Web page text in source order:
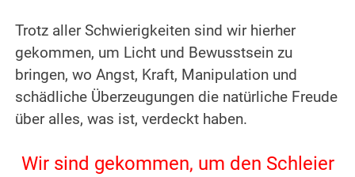
Trotz aller Schwierigkeiten sind wir hierher
gekommen, um Licht und Bewusstsein zu
bringen, wo Angst, Kraft, Manipulation und
schädliche Überzeugungen die natürliche Freude
über alles, was ist, verdeckt haben.
Wir sind gekommen, um den Schleier